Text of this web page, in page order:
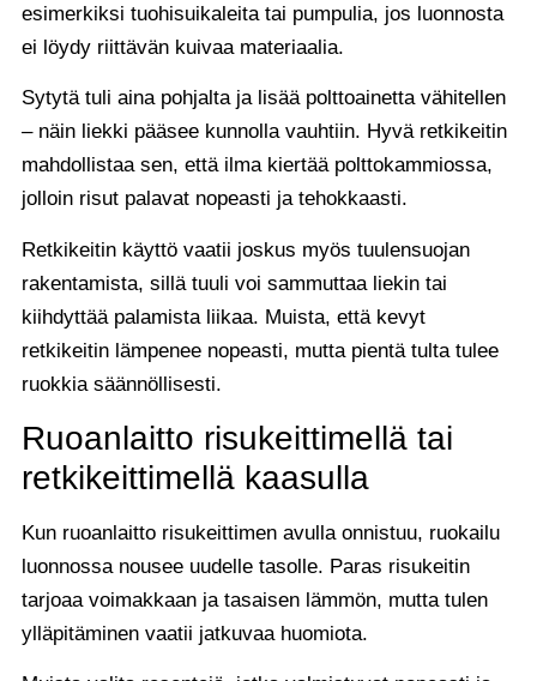
esimerkiksi tuohisuikaleita tai pumpulia, jos luonnosta
ei löydy riittävän kuivaa materiaalia.
Sytytä tuli aina pohjalta ja lisää polttoainetta vähitellen
– näin liekki pääsee kunnolla vauhtiin. Hyvä retkikeitin
mahdollistaa sen, että ilma kiertää polttokammiossa,
jolloin risut palavat nopeasti ja tehokkaasti.
Retkikeitin käyttö vaatii joskus myös tuulensuojan
rakentamista, sillä tuuli voi sammuttaa liekin tai
kiihdyttää palamista liikaa. Muista, että kevyt
retkikeitin lämpenee nopeasti, mutta pientä tulta tulee
ruokkia säännöllisesti.
Ruoanlaitto risukeittimellä tai
retkikeittimellä kaasulla
Kun ruoanlaitto risukeittimen avulla onnistuu, ruokailu
luonnossa nousee uudelle tasolle. Paras risukeitin
tarjoaa voimakkaan ja tasaisen lämmön, mutta tulen
ylläpitäminen vaatii jatkuvaa huomiota.